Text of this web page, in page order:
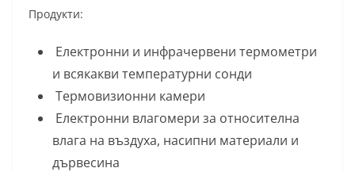
Продукти:
Електронни и инфрачервени термометри
и всякакви температурни сонди
Термовизионни камери
Електронни влагомери за относителна
влага на въздуха, насипни материали и
дървесина